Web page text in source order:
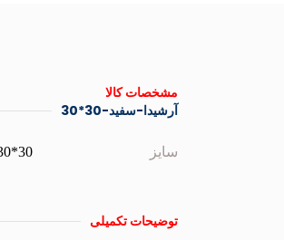
مشخصات کالا
آرشیدا-سفید-30*30
سایز 30*30
توضیحات تکمیلی